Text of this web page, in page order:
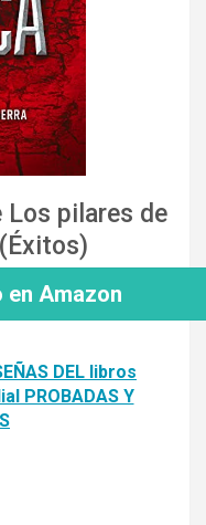
Los pilares de
Amazon
DEL libros
PROBADAS Y